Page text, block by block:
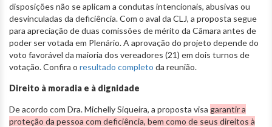
disposições não se aplicam a condutas intencionais, abusivas ou
desvinculadas da deficiência. Com o aval da CLJ, a proposta segue
para apreciação de duas comissões de mérito da Câmara antes de
poder ser votada em Plenário. A aprovação do projeto depende do
voto favorável da maioria dos vereadores (21) em dois turnos de
votação. Confira o resultado completo da reunião.
Direito à moradia e à dignidade
De acordo com Dra. Michelly Siqueira, a proposta visa garantir a
proteção da pessoa com deficiência, bem como de seus direitos à